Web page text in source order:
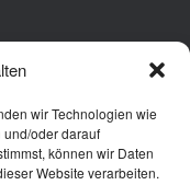
wir Technologien wie
oder darauf
können wir Daten
Website verarbeiten.